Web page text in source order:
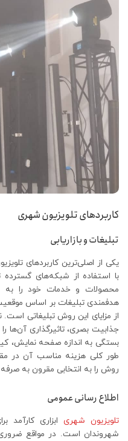
کاربردهای تلویزیون شهری
تبلیغات و بازاریابی
یکی از اصلی‌ترین کاربردهای
با استفاده از شبکه‌های گسترده
محصولات و خدمات خود را به
هدفمندی تبلیغات بر اساس
از مزایای این روش تبلیغاتی است.
جذابیت بصری، تاثیرگذاری آن‌ها
بستگی به اندازه صفحه نمایش،
طور کلی هزینه مناسب آن در
روش را به انتخابی مقرون به
اطلاع رسانی عمومی
تلویزیون شهری ابزاری
شهروندان است. در مواقع ضروری